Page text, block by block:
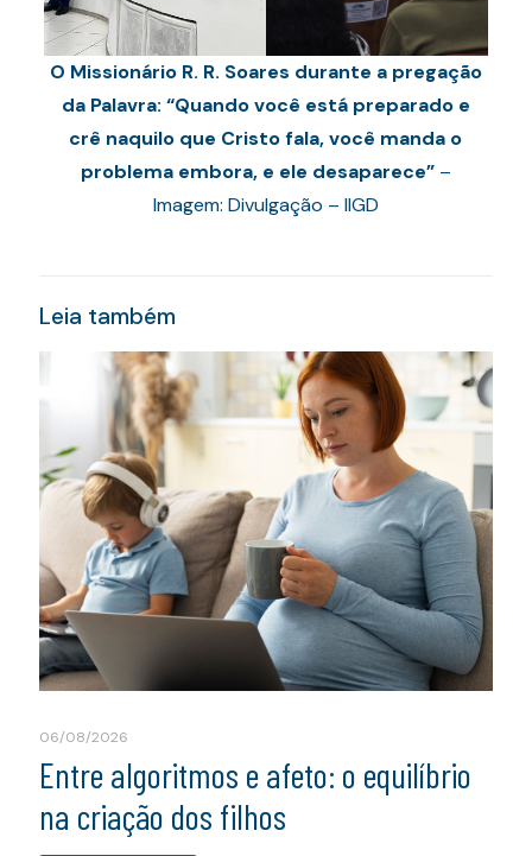
O Missionário R. R. Soares durante a pregação
da Palavra: “Quando você está preparado e
crê naquilo que Cristo fala, você manda o
problema embora, e ele desaparece”–
Imagem: Divulgação – IIGD
Leia também
06/08/2026
Entre algoritmos e afeto: o equilíbrio
na criação dos filhos